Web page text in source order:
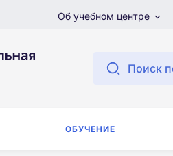
Об учебном центре
Поиск
ОБУЧЕНИЕ